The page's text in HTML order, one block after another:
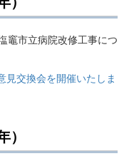
竈市立病院改修工事につ
見交換会を開催いたしま